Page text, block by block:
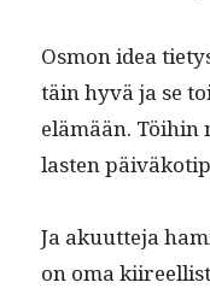
Osmon idea
täin hyvä ja se
elämään. Töi­hin
las­ten
Ja aku­ut­te­ja
on oma